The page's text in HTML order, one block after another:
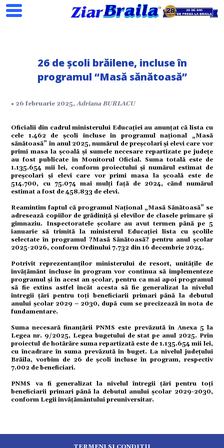
26 de școli brăilene, incluse în
programul “Masă sănătoasă”
• 26 februarie 2025,Adriana BURLACU
Oficialii din cadrul ministerului Educației au anunțat că lista cu
cele 1.462 de școli incluse în programul național „Masă
sănătoasă” în anul 2025, numărul de preșcolari și elevi care vor
primi masa la școală și sumele necesare repartizate pe județe
au fost publicate în Monitorul Oficial. Suma totală este de
1.135.654 mii lei, conform proiectului și numărul estimat de
preșcolari și elevi care vor primi masa la școală este de
514.700, cu 75.074 mai mulți față de 2024, cănd numărul
estimat a fost de 458.833 de elevi.
Reamintim faptul că programul Național „Masă Sănătoasă” se
adresează copiilor de grădiniță și elevilor de clasele primare și
gimnaziu. Inspectoratele școlare au avut termen pănă pe 5
ianuarie să trimită la ministerul Educației lista cu școlile
selectate în programul ?Masă Sănătoasă? pentru anul școlar
2025-2026, conform Ordinului 7.732 din 16 decembrie 2024.
Potrivit reprezentanților ministerului de resort, unitățile de
învățămănt incluse în program vor continua să implementeze
programul și în acest an școlar, pentru ca mai apoi programul
să fie extins astfel încăt acesta să fie generalizat la nivelul
întregii țări pentru toți beneficiarii primari pănă la debutul
anului școlar 2029 – 2030, după cum se precizează în nota de
fundamentare.
Suma necesară finanțării PNMS este prevăzută în Anexa 5 la
Legea nr. 9/2025, Legea bugetului de stat pe anul 2025. Prin
proiectul de hotărăre suma repartizată este de 1.135.654 mii lei,
cu încadrare în suma prevăzută în buget. La nivelul județului
Brăila, vorbim de 26 de școli incluse în program, respectiv
7.002 de beneficiari.
PNMS va fi generalizat la nivelul întregii țări pentru toți
beneficiarii primari pănă la debutul anului școlar 2029-2030,
conform Legii învățămăntului preuniversitar.